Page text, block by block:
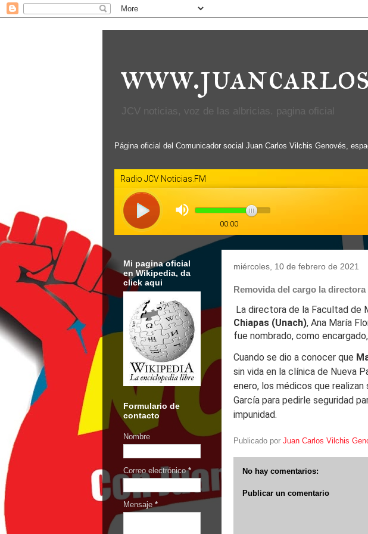
JCV noticias, voz de las albricias. pagina oficial
Página oficial del Comunicador social Juan Carlos Vilchis Genovés,
miércoles, 10 de febrero de 2021
Removida del cargo la
La directora de la Facultad de
Chiapas (Unach), Ana María
fue nombrado, como
Cuando se dio a conocer que
sin vida en la clínica de Nueva
enero, los médicos que
García para pedirle seguridad
impunidad.
Publicado por Juan Carlos Vilchis
No hay comentarios:
Publicar un comentario
Mi pagina oficial
en Wikipedia, da
click aqui
Formulario de
contacto
Nombre
Correo electrónico*
Mensaje *